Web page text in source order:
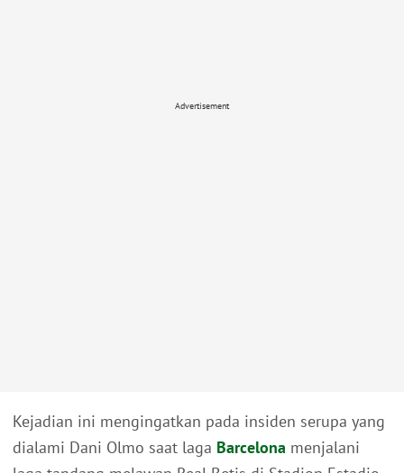
Advertisement
Kejadian ini mengingatkan pada insiden serupa yang
dialami Dani Olmo saat laga Barcelona menjalani